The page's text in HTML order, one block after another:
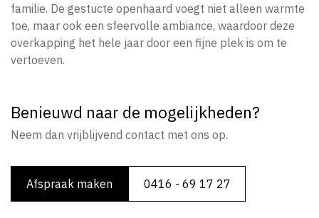
familie. De gestucte openhaard voegt niet alleen warmte
toe, maar ook een sfeervolle ambiance, waardoor deze
overkapping het hele jaar door een fijne plek is om te
vertoeven.
Benieuwd naar de mogelijkheden?
Neem dan vrijblijvend contact met ons op.
Afspraak maken 0416 - 69 17 27